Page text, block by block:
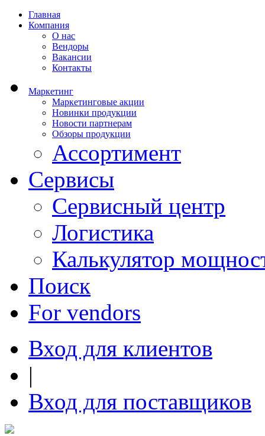
Главная
Компания
О нас
Вендоры
Вакансии
Контакты
Маркетинг
Маркетинговые акции
Новинки продукции
Новости партнерам
Обзоры продукции
Ассортимент
Сервисы
Сервисный центр
Логистика
Калькулятор
Поиск
For vendors
Вход для клиентов
|
Вход для поставщиков